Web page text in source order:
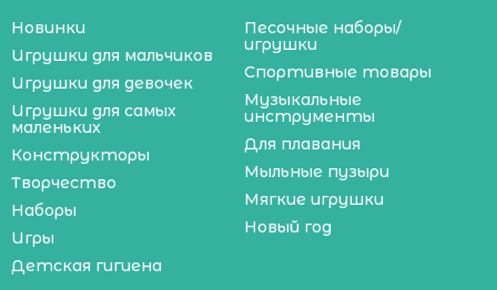
Новинки
Игрушки для мальчиков
Игрушки для девочек
Игрушки для самых
маленьких
Конструкторы
Творчество
Наборы
Игры
Детская гигиена
Песочные наборы/
игрушки
Спортивные товары
Музыкальные
инструменты
Для плавания
Мыльные пузыри
Мягкие игрушки
Новый год